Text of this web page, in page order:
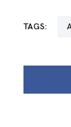
TAGS: